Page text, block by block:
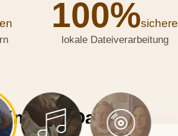
100%sichere
lokale Dateiverarbeitung
Dateien